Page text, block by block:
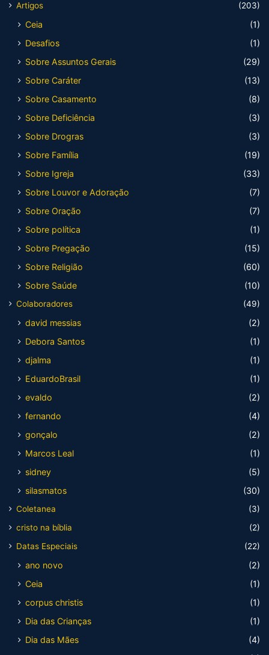
Artigos
(203)
Ceia
(1)
Desafios
(1)
Sobre Assuntos Gerais
(29)
Sobre Caráter
(13)
Sobre Casamento
(8)
Sobre Deficiência
(3)
Sobre Drogras
(3)
Sobre Família
(19)
Sobre Igreja
(33)
Sobre Louvor e Adoração
(7)
Sobre Oração
(7)
Sobre política
(1)
Sobre Pregação
(15)
Sobre Religião
(60)
Sobre Saúde
(10)
Colaboradores (49)
david messias
(2)
Debora Santos
(1)
djalma
(1)
EduardoBrasil
(1)
evaldo
(2)
fernando
(4)
gonçalo
(2)
Marcos Leal
(1)
sidney
(5)
silasmatos
(30)
Coletanea
(3)
cristo na bíblia
(2)
Datas Especiais
(22)
ano novo
(2)
Ceia
(1)
corpus christis
(1)
Dia das Crianças
(1)
Dia das Mães
(4)